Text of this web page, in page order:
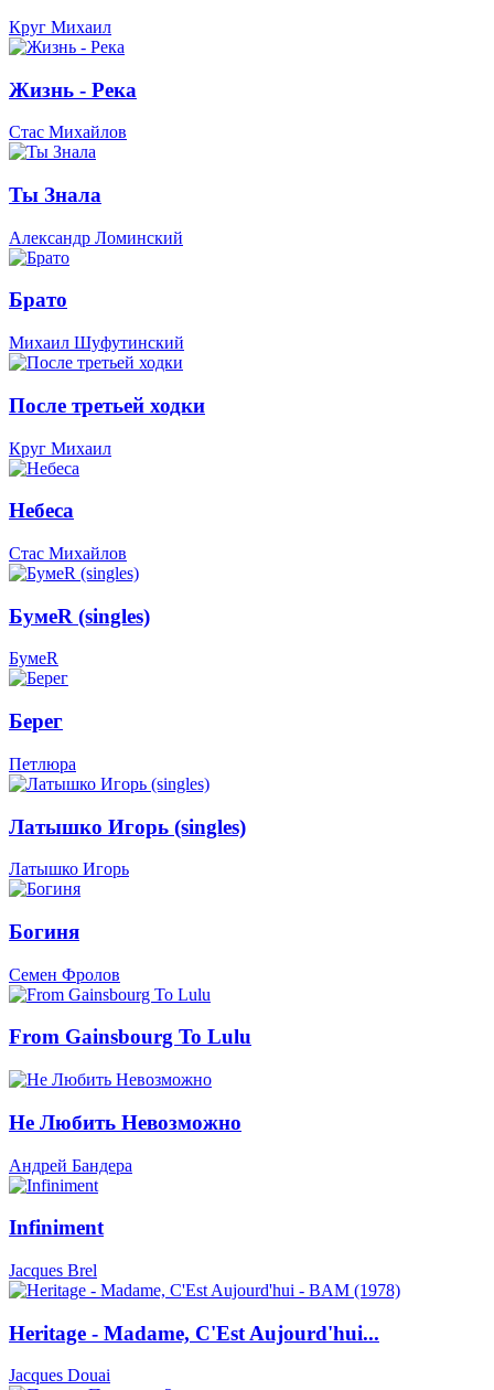
Круг Михаил
Жизнь - Река
Стас Михайлов
Ты Знала
Александр Ломинский
Брато
Михаил Шуфутинский
После третьей ходки
Круг Михаил
Небеса
Стас Михайлов
БумеR (singles)
БумеR
Берег
Петлюра
Латышко Игорь (singles)
Латышко Игорь
Богиня
Семен Фролов
From Gainsbourg To Lulu
Не Любить Невозможно
Андрей Бандера
Infiniment
Jacques Brel
Heritage - Madame, C'Est Aujourd'hui...
Jacques Douai